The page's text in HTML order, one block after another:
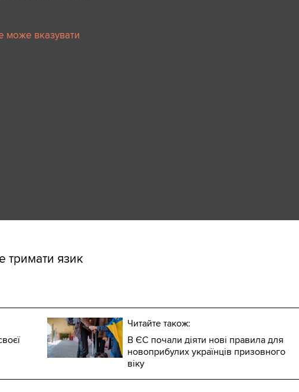
може вказувати
тримати язик
Читайте також:
В ЄС почали діяти нові правила для
новоприбулих українців призовного
віку